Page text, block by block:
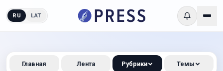
RU LAT
Главная Лента Рубрики Темы